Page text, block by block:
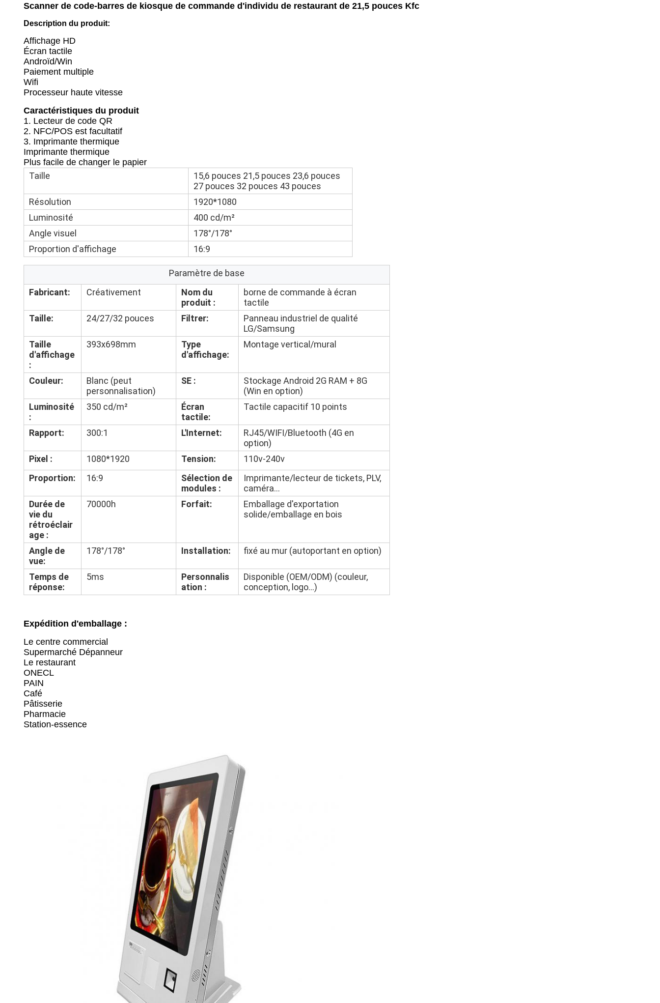
Scanner de code-barres de kiosque de commande d'individu de restaurant de 21,5 pouces Kfc
Description du produit:
Affichage HD
Écran tactile
Androïd/Win
Paiement multiple
Wifi
Processeur haute vitesse
Caractéristiques du produit
1. Lecteur de code QR
2. NFC/POS est facultatif
3. Imprimante thermique
Imprimante thermique
Plus facile de changer le papier
Taille
15,6 pouces 21,5 pouces 23,6 pouces
27 pouces 32 pouces 43 pouces
Résolution
1920*1080
Luminosité
400 cd/m²
Angle visuel
178°/178°
Proportion d'affichage
16:9
Paramètre de base
Fabricant:
Créativement
Nom du
produit :
borne de commande à écran
tactile
Taille:
24/27/32 pouces Filtrer:
Panneau industriel de qualité
LG/Samsung
Taille
d'affichage
:
393x698mm
Type
d'affichage:
Montage vertical/mural
Couleur:
Blanc (peut
personnalisation)
SE :
Stockage Android 2G RAM + 8G
(Win en option)
Luminosité
:
350 cd/m²
Écran
tactile:
Tactile capacitif 10 points
Rapport: 300:1 L'Internet:
RJ45/WIFI/Bluetooth (4G en
option)
Pixel :
1080*1920 Tension:
110v-240v
Proportion:
16:9
Sélection de
modules :
Imprimante/lecteur de tickets, PLV,
caméra...
Durée de
vie du
rétroéclair
age :
70000h Forfait:
Emballage d'exportation
solide/emballage en bois
Angle de
vue:
178°/178° Installation: fixé au mur (autoportant en option)
Temps de
réponse:
5ms
Personnalis
ation :
Disponible (OEM/ODM) (couleur,
conception, logo...)
Expédition d'emballage :
Le centre commercial
Supermarché Dépanneur
Le restaurant
ONECL
PAIN
Café
Pâtisserie
Pharmacie
Station-essence